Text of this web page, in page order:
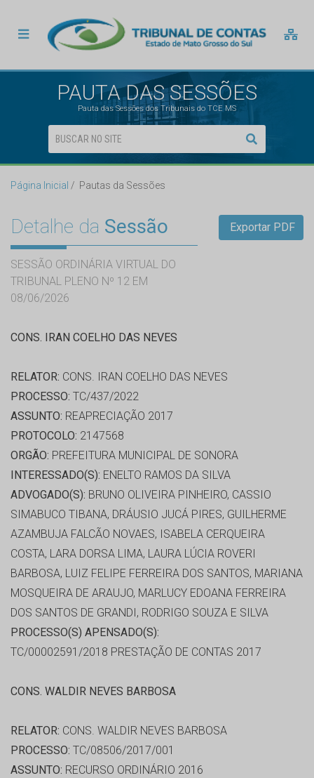
PAUTA DAS SESSÕES
Pauta das Sessões dos Tribunais do TCE MS
Página Inicial Pautas da Sessões
Detalhe da Sessão
SESSÃO ORDINÁRIA VIRTUAL DO
TRIBUNAL PLENO Nº 12 EM
08/06/2026
Exportar PDF
CONS. IRAN COELHO DAS NEVES
RELATOR: CONS. IRAN COELHO DAS NEVES
PROCESSO: TC/437/2022
ASSUNTO: REAPRECIAÇÃO 2017
PROTOCOLO: 2147568
ORGÃO: PREFEITURA MUNICIPAL DE SONORA
INTERESSADO(S): ENELTO RAMOS DA SILVA
ADVOGADO(S): BRUNO OLIVEIRA PINHEIRO, CASSIO
SIMABUCO TIBANA, DRÁUSIO JUCÁ PIRES, GUILHERME
AZAMBUJA FALCÃO NOVAES, ISABELA CERQUEIRA
COSTA, LARA DORSA LIMA, LAURA LÚCIA ROVERI
BARBOSA, LUIZ FELIPE FERREIRA DOS SANTOS, MARIANA
MOSQUEIRA DE ARAUJO, MARLUCY EDOANA FERREIRA
DOS SANTOS DE GRANDI, RODRIGO SOUZA E SILVA
PROCESSO(S) APENSADO(S):
TC/00002591/2018 PRESTAÇÃO DE CONTAS 2017
CONS. WALDIR NEVES BARBOSA
RELATOR: CONS. WALDIR NEVES BARBOSA
PROCESSO: TC/08506/2017/001
ASSUNTO: RECURSO ORDINÁRIO 2016